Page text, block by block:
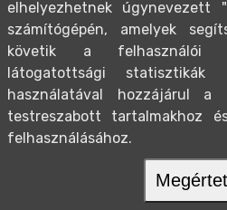
elhelyezhetnek úgynevezett
számítógépén, amelyek
követik a felhasználói
látogatottsági statisztikák
használatával hozzájárul a
testreszabott tartalmakhoz
felhasználásához.